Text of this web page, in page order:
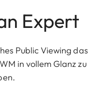
Expert
Public Viewing das
in vollem Glanz zu